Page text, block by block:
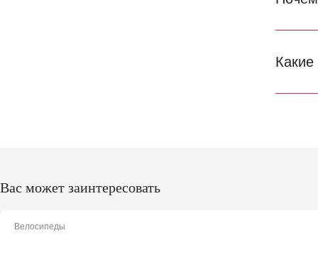
Вас может заинтересовать
Велосипеды